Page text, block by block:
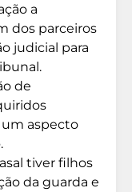
a
dos parceiros
judicial para
de
aspecto
tiver filhos
da guarda e